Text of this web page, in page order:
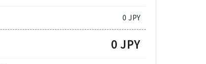
0 JPY
0 JPY